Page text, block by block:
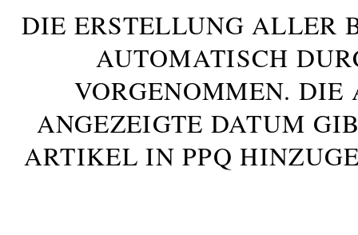
DIE ERSTELLUNG ALLER
AUTOMATISCH
VORGENOMMEN. DIE
ANGEZEIGTE DATUM
ARTIKEL IN PPQ